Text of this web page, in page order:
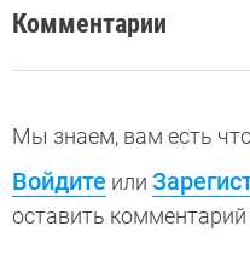
Комментарии
Мы знаем, вам есть
Войдите или
оставить комментарий